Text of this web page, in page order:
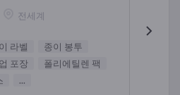
전세계
라벨
종이 봉투
포장
폴리에틸렌 팩
...